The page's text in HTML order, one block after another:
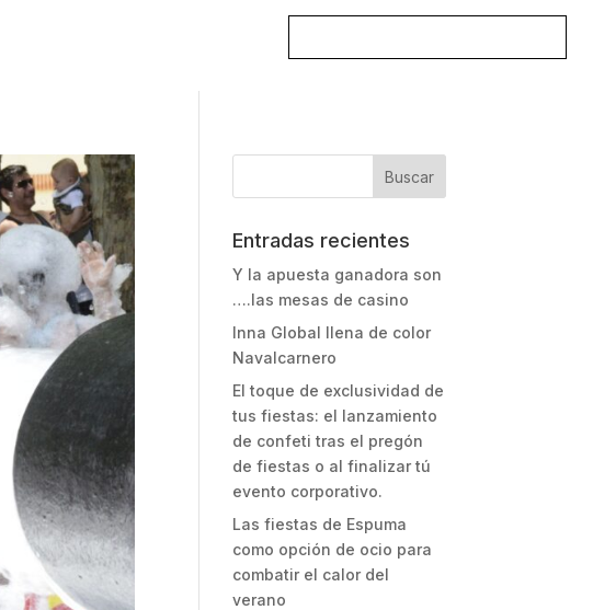
Entradas recientes
Y la apuesta ganadora son
….las mesas de casino
Inna Global llena de color
Navalcarnero
El toque de exclusividad de
tus fiestas: el lanzamiento
de confeti tras el pregón
de fiestas o al finalizar tú
evento corporativo.
Las fiestas de Espuma
como opción de ocio para
combatir el calor del
verano